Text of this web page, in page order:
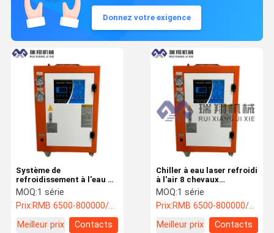
Donnez votre exigence
Chiller à eau laser refroidi
à l'air 8 chevaux
220V/50Hz Haute
efficacité
MOQ:1 série
Prix:RMB 6500-800000/PC
Meilleur prix
Contacts
Système de
refroidissement à l'eau au
laser de 8 chevaux 220V
MOQ:1 série
Prix:RMB 6500-800000/PC
Meilleur prix
Contacts